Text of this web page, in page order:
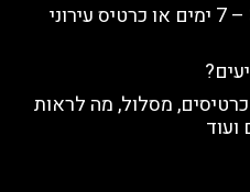
קמפניה פאס: ארטקארד 3 – 7 ימים או כרטיס עירוני
מסלול, מה לראות
ועוד